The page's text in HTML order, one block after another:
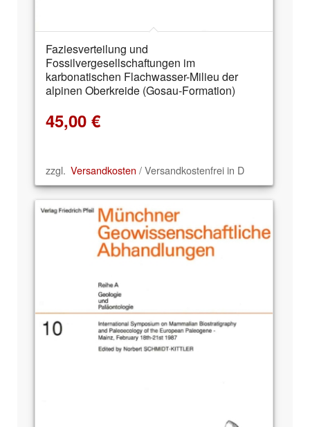
Faziesverteilung und
Fossilvergesellschaftungen im
karbonatischen Flachwasser-Milieu der
alpinen Oberkreide (Gosau-Formation)
45,00 €
zzgl. Versandkosten / Versandkostenfrei in D